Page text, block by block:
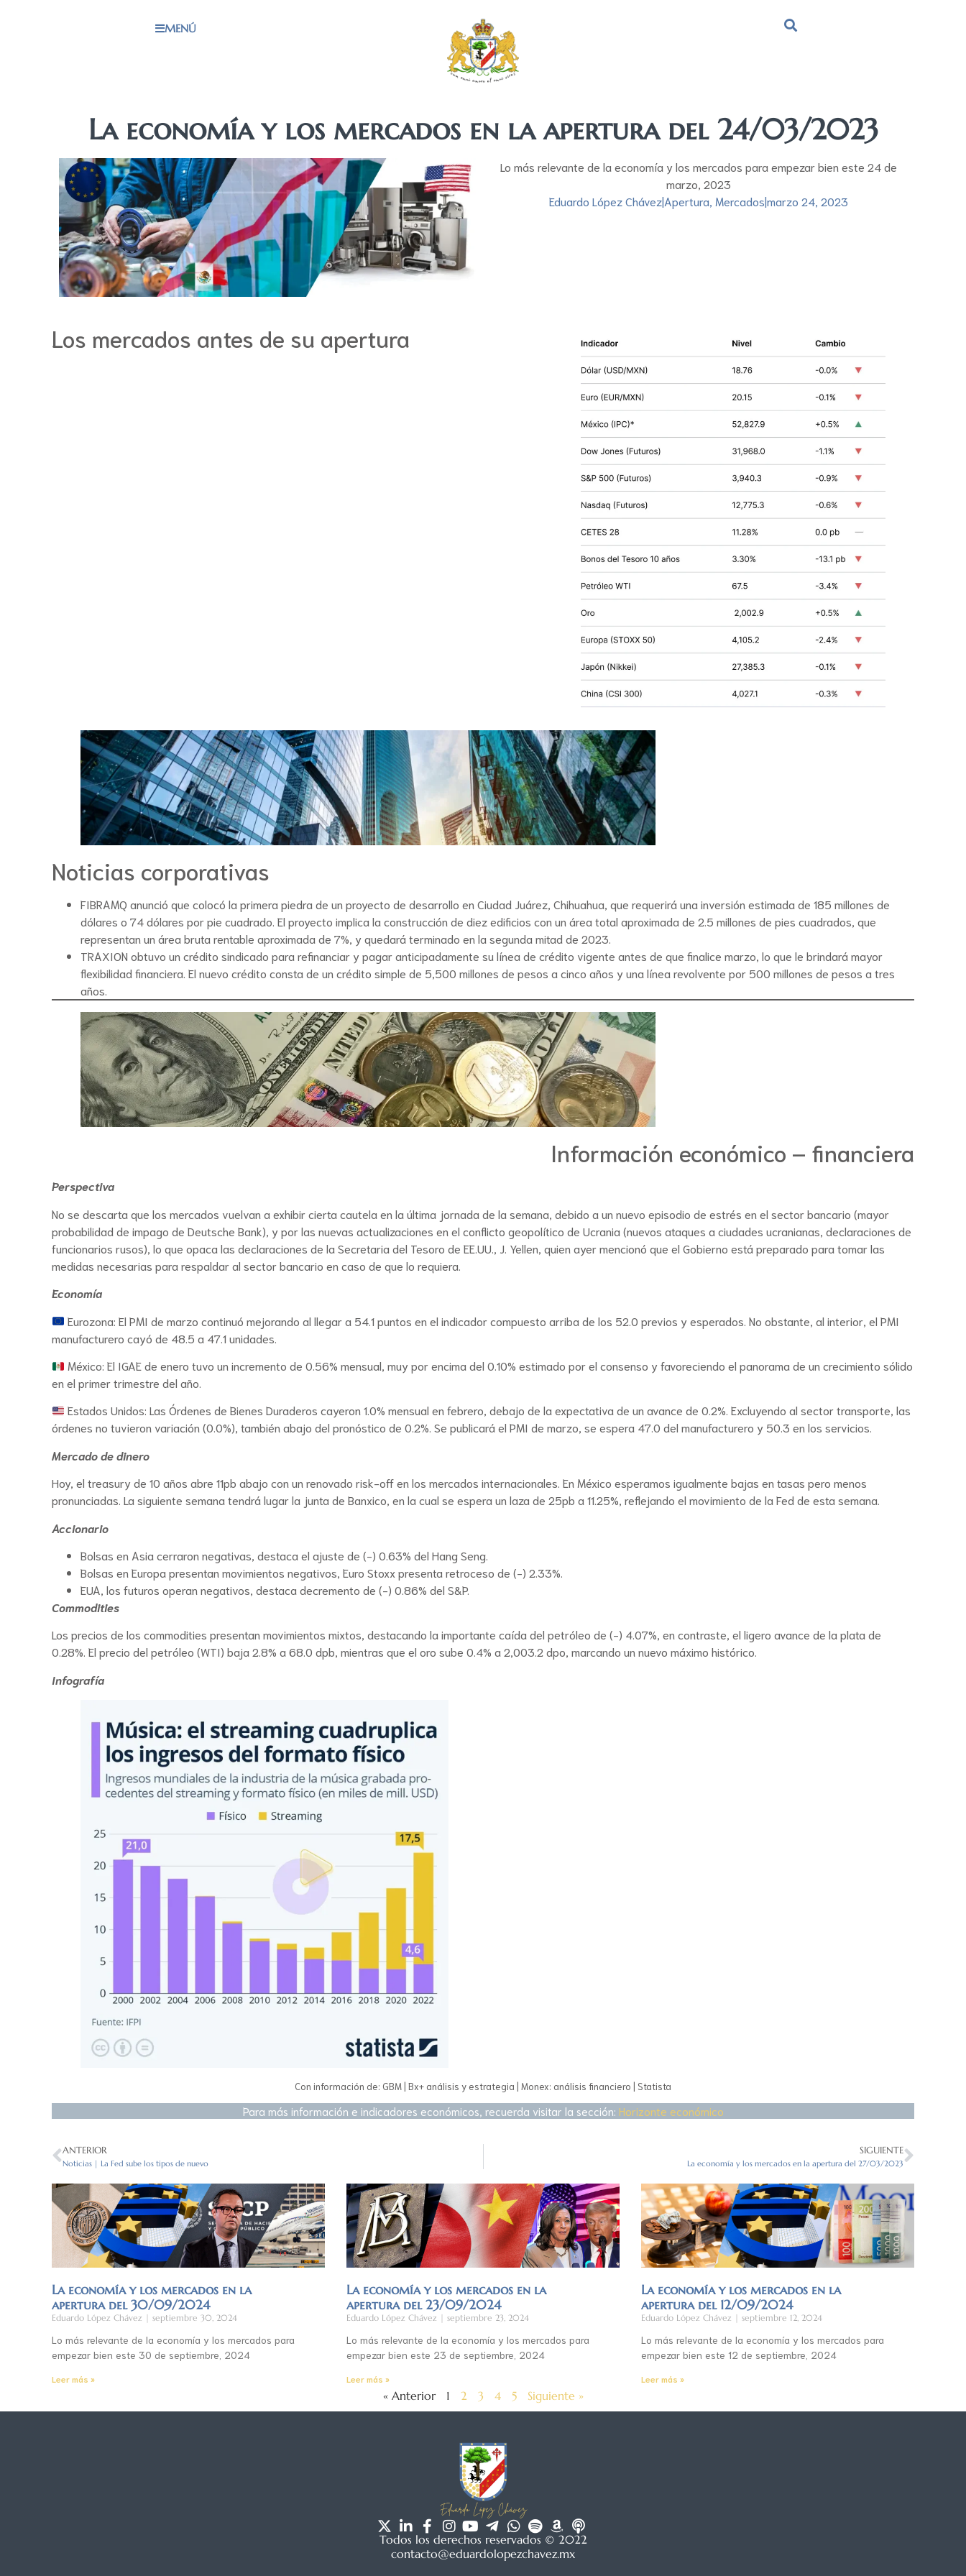
MENÚ
La economía y los mercados en la apertura del 24/03/2023
Lo más relevante de la economía y los mercados para empezar bien este 24 de
marzo, 2023
Eduardo López Chávez|Apertura Mercados|marzo 24, 2023
Los mercados antes de su apertura
Noticias corporativas
FIBRAMQ anunció que colocó la primera piedra de un proyecto de desarrollo en Ciudad Juárez, Chihuahua, que requerirá una inversión estimada de 185 millones de
dólares o 74 dólares por pie cuadrado. El proyecto implica la construcción de diez edificios con un área total aproximada de 2.5 millones de pies cuadrados, que
representan un área bruta rentable aproximada de 7%, y quedará terminado en la segunda mitad de 2023.
TRAXION obtuvo un crédito sindicado para refinanciar y pagar anticipadamente su línea de crédito vigente antes de que finalice marzo, lo que le brindará mayor
flexibilidad financiera. El nuevo crédito consta de un crédito simple de 5,500 millones de pesos a cinco años y una línea revolvente por 500 millones de pesos a tres
años.
Información económico – financiera
Perspectiva
No se descarta que los mercados vuelvan a exhibir cierta cautela en la última jornada de la semana, debido a un nuevo episodio de estrés en el sector bancario (mayor
probabilidad de impago de Deutsche Bank), y por las nuevas actualizaciones en el conflicto geopolítico de Ucrania (nuevos ataques a ciudades ucranianas, declaraciones de
funcionarios rusos), lo que opaca las declaraciones de la Secretaria del Tesoro de EE.UU., J. Yellen, quien ayer mencionó que el Gobierno está preparado para tomar las
medidas necesarias para respaldar al sector bancario en caso de que lo requiera.
Economía
Eurozona: El PMI de marzo continuó mejorando al llegar a 54.1 puntos en el indicador compuesto arriba de los 52.0 previos y esperados. No obstante, al interior, el PMI
manufacturero cayó de 48.5 a 47.1 unidades.
México: El IGAE de enero tuvo un incremento de 0.56% mensual, muy por encima del 0.10% estimado por el consenso y favoreciendo el panorama de un crecimiento sólido
en el primer trimestre del año.
Estados Unidos: Las Órdenes de Bienes Duraderos cayeron 1.0% mensual en febrero, debajo de la expectativa de un avance de 0.2%. Excluyendo al sector transporte, las
órdenes no tuvieron variación (0.0%), también abajo del pronóstico de 0.2%. Se publicará el PMI de marzo, se espera 47.0 del manufacturero y 50.3 en los servicios.
Mercado de dinero
Hoy, el treasury de 10 años abre 11pb abajo con un renovado risk-off en los mercados internacionales. En México esperamos igualmente bajas en tasas pero menos
pronunciadas. La siguiente semana tendrá lugar la junta de Banxico, en la cual se espera un laza de 25pb a 11.25%, reflejando el movimiento de la Fed de esta semana.
Accionario
Bolsas en Asia cerraron negativas, destaca el ajuste de (-) 0.63% del Hang Seng.
Bolsas en Europa presentan movimientos negativos, Euro Stoxx presenta retroceso de (-) 2.33%.
EUA, los futuros operan negativos, destaca decremento de (-) 0.86% del S&P.
Commodities
Los precios de los commodities presentan movimientos mixtos, destacando la importante caída del petróleo de (-) 4.07%, en contraste, el ligero avance de la plata de
0.28%. El precio del petróleo (WTI) baja 2.8% a 68.0 dpb, mientras que el oro sube 0.4% a 2,003.2 dpo, marcando un nuevo máximo histórico.
Infografía
Con información de: GBM | Bx+ análisis y estrategia | Monex: análisis financiero | Statista
Para más información e indicadores económicos, recuerda visitar la sección: Horizonte económico
ANTERIOR
Noticias | La Fed sube los tipos de nuevo
SIGUIENTE
La economía y los mercados en la apertura del 27/03/2023
La economía y los mercados en la
apertura del 30/09/2024
Eduardo López Chávez septiembre 30, 2024
Lo más relevante de la economía y los mercados para
empezar bien este 30 de septiembre, 2024
Leer más »
La economía y los mercados en la
apertura del 23/09/2024
Eduardo López Chávez septiembre 23, 2024
Lo más relevante de la economía y los mercados para
empezar bien este 23 de septiembre, 2024
Leer más »
La economía y los mercados en la
apertura del 12/09/2024
Eduardo López Chávez septiembre 12, 2024
Lo más relevante de la economía y los mercados para
empezar bien este 12 de septiembre, 2024
Leer más »
« Anterior 1 2 3 4 5 Siguiente »
Todos los derechos reservados © 2022
contacto@eduardolopezchavez.mx